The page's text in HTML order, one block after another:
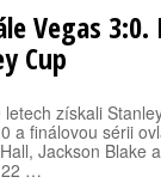
Vegas 3:0.
Cup
získali
a finálovou sérii
Jackson Blake
22 …